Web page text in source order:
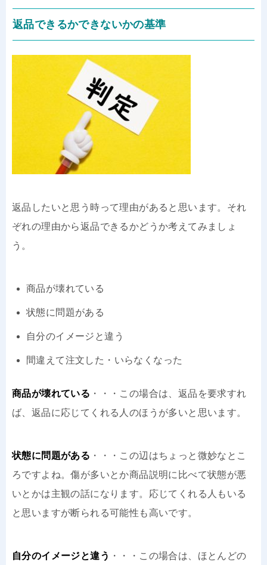
返品できるかできないかの基準
返品したいと思う時って理由があると思います。それ
ぞれの理由から返品できるかどうか考えてみましょ
う。
商品が壊れている
状態に問題がある
自分のイメージと違う
間違えて注文した・いらなくなった
商品が壊れている ・・・この場合は、返品を要求すれ
ば、返品に応じてくれる人のほうが多いと思います。
状態に問題がある ・・・この辺はちょっと微妙なとこ
ろですよね。傷が多いとか商品説明に比べて状態が悪
いとかは主観の話になります。応じてくれる人もいる
と思いますが断られる可能性も高いです。
自分のイメージと違う ・・・この場合は、ほとんどの